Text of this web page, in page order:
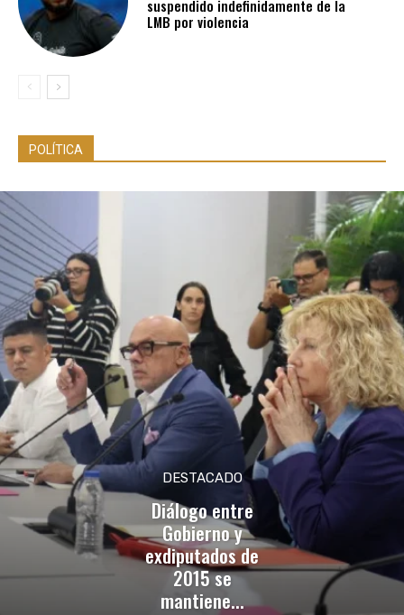
suspendido indefinidamente de la
LMB por violencia
POLÍTICA
DESTACADO
Diálogo entre
Gobierno y
exdiputados de
2015 se
mantiene...